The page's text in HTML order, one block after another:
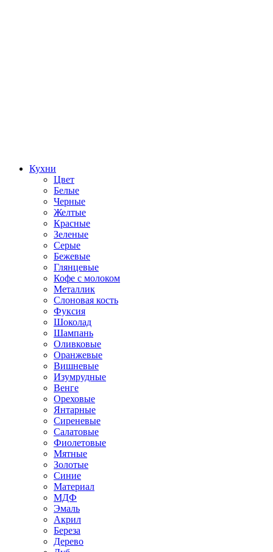
Кухни
Цвет
Белые
Черные
Желтые
Красные
Зеленые
Серые
Бежевые
Глянцевые
Кофе с молоком
Металлик
Слоновая кость
Фуксия
Шоколад
Шампань
Оливковые
Оранжевые
Вишневые
Изумрудные
Венге
Ореховые
Янтарные
Сиреневые
Салатовые
Фиолетовые
Мятные
Золотые
Синие
Материал
МДФ
Эмаль
Акрил
Береза
Дерево